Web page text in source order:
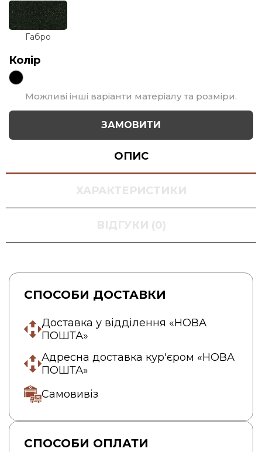
Габро
Колір
Можливі інші варіанти матеріалу та розміри.
ЗАМОВИТИ
ОПИС
ХАРАКТЕРИСТИКИ
ВІДГУКИ (0)
СПОСОБИ ДОСТАВКИ
Доставка у відділення «НОВА
ПОШТА»
Адресна доставка кур'єром «НОВА
ПОШТА»
Самовивіз
СПОСОБИ ОПЛАТИ